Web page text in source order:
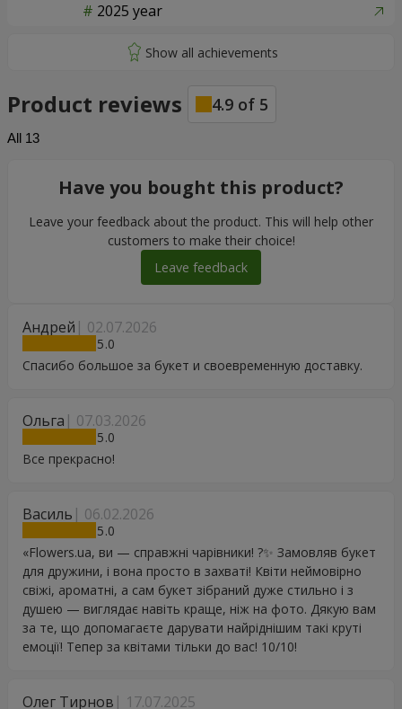
2025 year
Product reviews 4.9 of 5
All 13
Андрей 02.07.2026
5
Спасибо большое за букет и своевременную доставку.
Ольга 07.03.2026
5
Все прекрасно!
Василь 06.02.2026
5
«Flowers.ua, ви — справжні чарівники! ?✨ Замовляв букет
для дружини, і вона просто в захваті! Квіти неймовірно
свіжі, ароматні, а сам букет зібраний дуже стильно і з
душею — виглядає навіть краще, ніж на фото. Дякую вам
за те, що допомагаєте дарувати найріднішим такі круті
емоції! Тепер за квітами тільки до вас! 10/10!
Олег Тирнов 17.07.2025
Have you bought this product?
Leave your feedback about the product. This will help other
customers to make their choice!
Leave feedback